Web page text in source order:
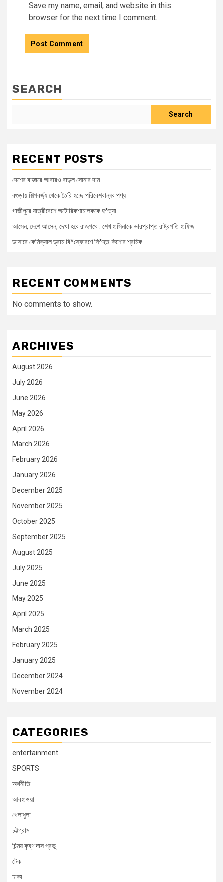
Save my name, email, and website in this
browser for the next time I comment.
SEARCH
Search
RECENT POSTS
দেশের বাজারে আবারও বাড়ল সোনার দাম
বগুড়ায় শিল্পবর্জ্য থেকে তৈরি হচ্ছে পরিবেশবান্ধব পণ্য
গাজীপুরে যাত্রীবেশে অটোরিকশাচালককে হ*ত্যা
আসেন, দেশে আসেন, দেখা হবে রাজপথে : শেখ হাসিনাকে ভারপ্রাপ্ত রাষ্ট্রপতি হাফিজ
ডাসারে কেমিক্যাল ড্রাম বি*স্ফোরণে নি*হত কিশোর শ্রমিক
RECENT COMMENTS
No comments to show.
ARCHIVES
August 2026
July 2026
June 2026
May 2026
April 2026
March 2026
February 2026
January 2026
December 2025
November 2025
October 2025
September 2025
August 2025
July 2025
June 2025
May 2025
April 2025
March 2025
February 2025
January 2025
December 2024
November 2024
CATEGORIES
entertainment
SPORTS
অর্থনীতি
আবহাওয়া
খেলাধুলা
চট্টগ্রাম
চিন্ময় কৃষ্ণ দাস প্রভু
টেক
ঢাকা